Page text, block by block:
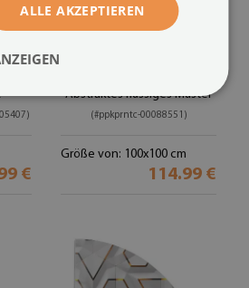
€
Abstraktes flüssiges Muster
(#ppkprntc-00088551)
Größe von: 100x100 cm
114.99 €
ALLE AKZEPTIEREN